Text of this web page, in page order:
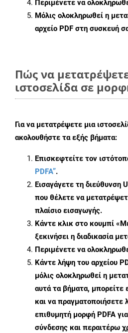
Περιμένετε να
Μόλις ολοκληρωθεί η
αρχείο PDF στη συσκευή
Πώς να
ιστοσελίδα σε
Για να μετατρέψετε μια
ακολουθήστε τα εξής βήματα:
Επισκεφτείτε τον
PDFA”.
Εισαγάγετε τη διεύθυνση
που θέλετε να
πλαίσιο εισαγωγής.
Κάντε κλικ στο κουμπί
ξεκινήσει η διαδικασία
Περιμένετε να
Κάντε λήψη του αρχείου
μόλις ολοκληρωθεί η
αυτά τα βήματα, μπορείτε
και να πραγματοποιήσετε
επιθυμητή μορφή PDFA
σύνδεσης και περαιτέρω